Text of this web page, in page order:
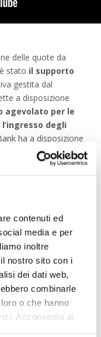
contenuti ed
media e per
inoltre
nostro sito con i
dei dati web,
combinarle
o che hanno
Acconsenta ai
delle quote da
stato il supporto
gestita dal
a disposizione
agevolato per le
degli
ha a disposizione
iniziative, previa
sostenibilità della
Society
Community Benefit
italiana,
che eleggono
e contribuisce
e operativa del
la quota detenuta
caso di futuri